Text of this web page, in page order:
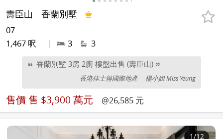
壽臣山 香蘭別墅
07
1,467 呎
| 3 3
香蘭別墅 3房 2廁 樓盤出售 (壽臣山)
香港佳士得國際地產 楊小姐 Miss Yeung
售價 售 $3,900 萬元 @26,585 元
1/12